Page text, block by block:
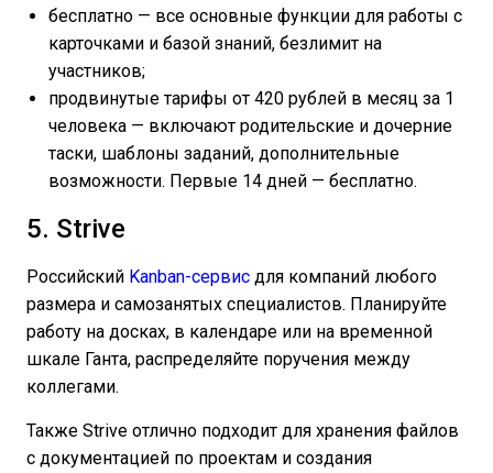
бесплатно — все основные функции для работы с
карточками и базой знаний, безлимит на
участников;
продвинутые тарифы от 420 рублей в месяц за 1
человека — включают родительские и дочерние
таски, шаблоны заданий, дополнительные
возможности. Первые 14 дней — бесплатно.
5. Strive
Российский Kanban-сервис для компаний любого
размера и самозанятых специалистов. Планируйте
работу на досках, в календаре или на временной
шкале Ганта, распределяйте поручения между
коллегами.
Также Strive отлично подходит для хранения файлов
с документацией по проектам и создания